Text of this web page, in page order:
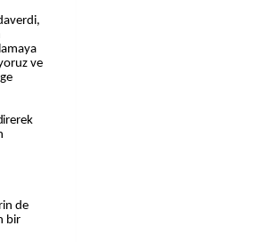
ve
de
bir